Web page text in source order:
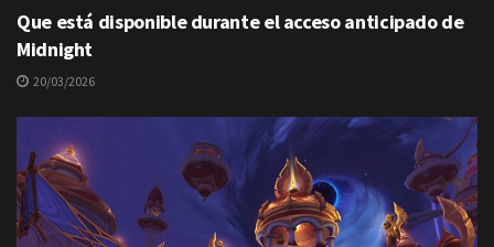
Que está disponible durante el acceso anticipado de
Midnight
20/03/2026